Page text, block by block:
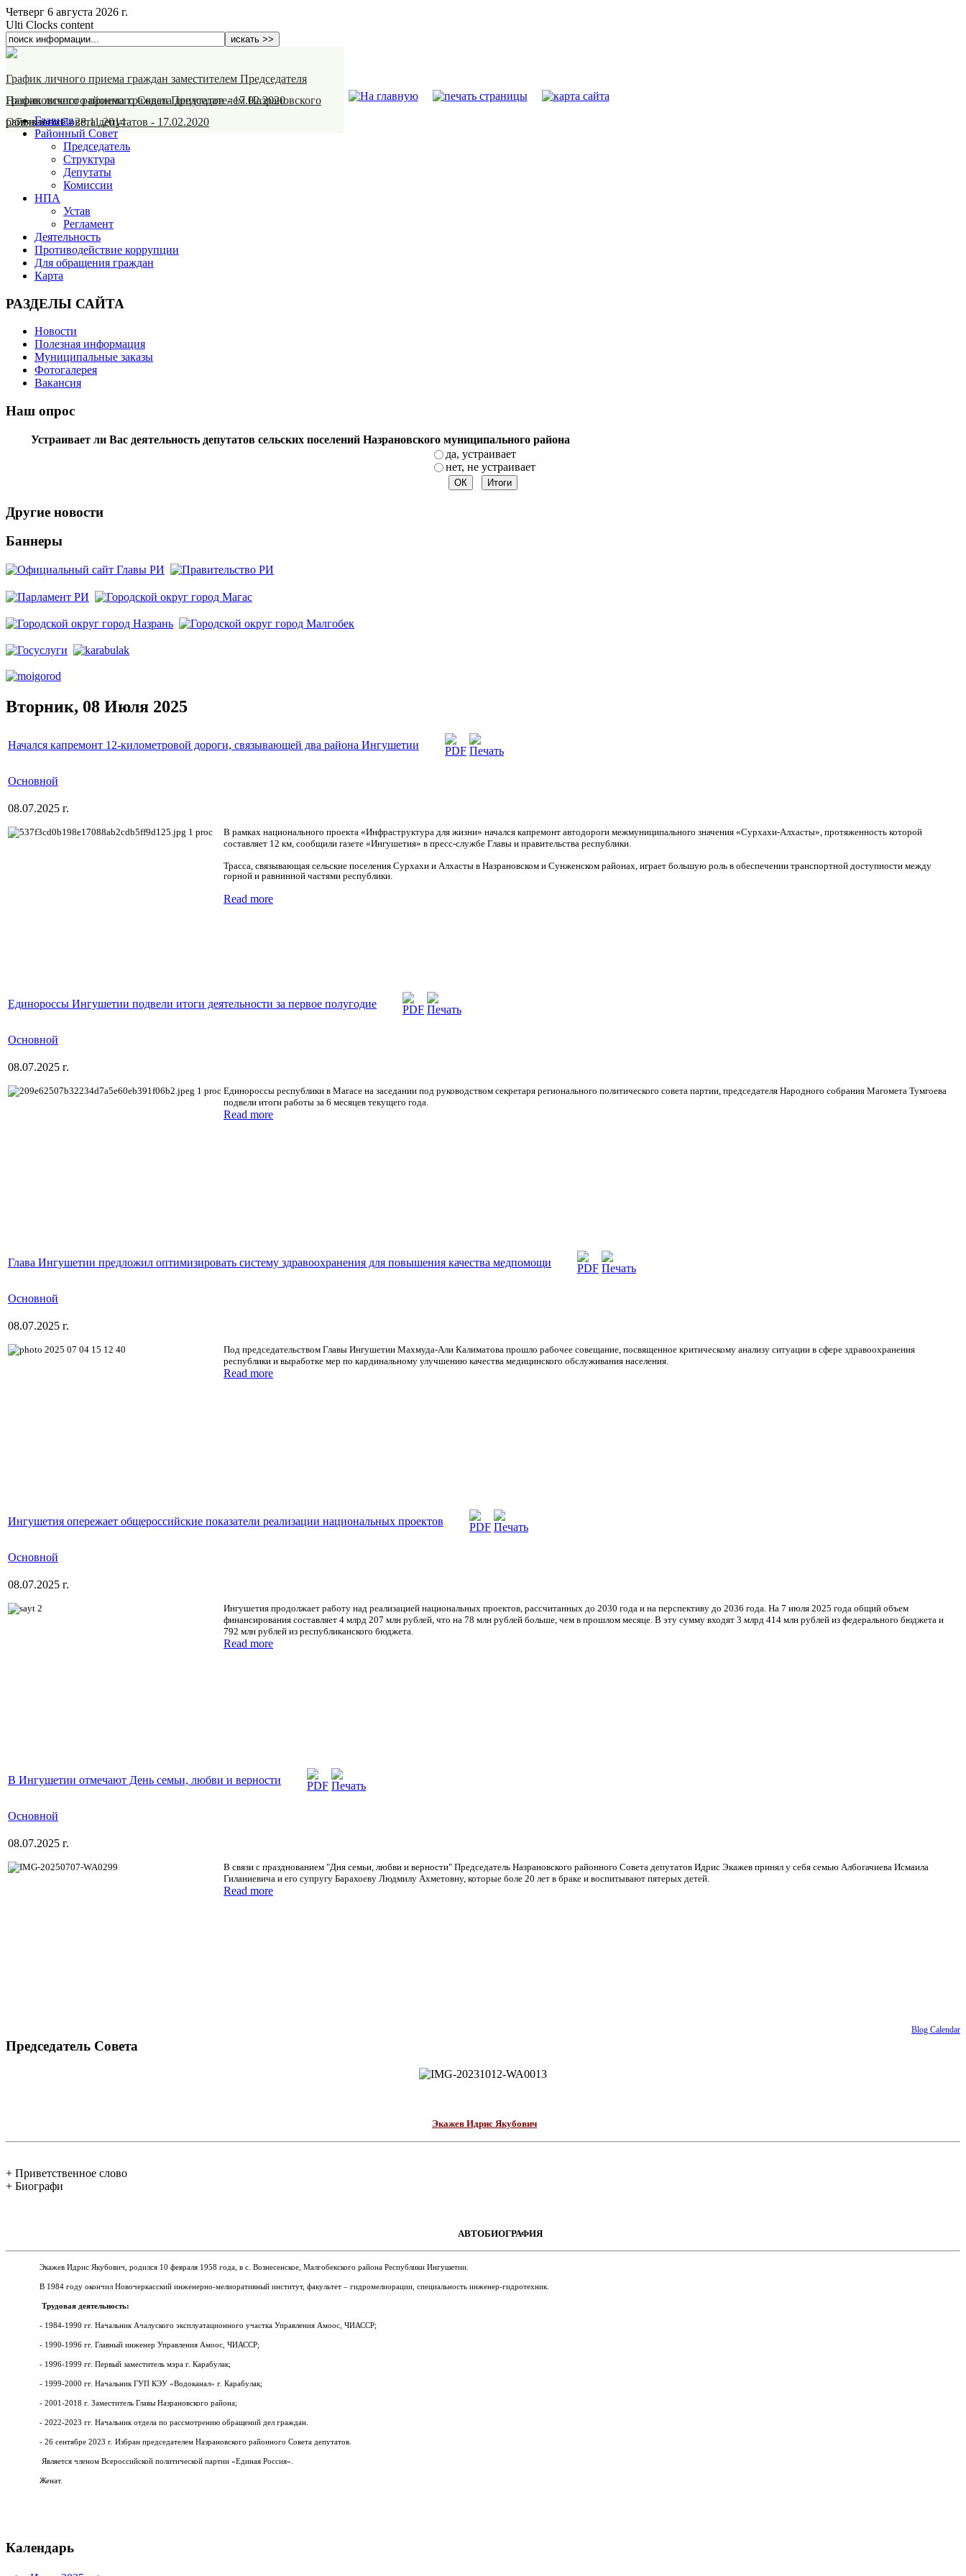
Четверг 6 августа 2026 г.
Ulti Clocks content
График личного приема граждан заместителем Председателя
Назрановского районного Совета депутатов-17.02.2020
График личного приема граждан Председателем Назрановского
районного Совета депутатов - 17.02.2020
Объявление-28.11.2014
Главная
Районный Совет
Председатель
Структура
Депутаты
Комиссии
НПА
Устав
Регламент
Деятельность
Противодействие коррупции
Для обращения граждан
Карта
РАЗДЕЛЫ САЙТА
Новости
Полезная информация
Муниципальные заказы
Фотогалерея
Вакансия
Наш опрос
Устраивает ли Вас деятельность депутатов сельских поселений Назрановского муниципального района
да, устраивает
нет, не устраивает
Другие новости
Баннеры
Вторник, 08 Июля 2025
Начался капремонт 12-километровой дороги, связывающей два района Ингушетии
Основной
08.07.2025 г.
В рамках национального проекта «Инфраструктура для жизни» начался капремонт автодороги межмуниципального значения «Сурхахи-Алхасты», протяженность которой
составляет 12 км, сообщили газете «Ингушетия» в пресс-службе Главы и правительства республики.
Трасса, связывающая сельские поселения Сурхахи и Алхасты в Назрановском и Сунженском районах, играет большую роль в обеспечении транспортной доступности между
горной и равнинной частями республики.
Read more
Единороссы Ингушетии подвели итоги деятельности за первое полугодие
Основной
08.07.2025 г.
Единороссы республики в Магасе на заседании под руководством секретаря регионального политического совета партии, председателя Народного собрания Магомета Тумгоева
подвели итоги работы за 6 месяцев текущего года.
Read more
Глава Ингушетии предложил оптимизировать систему здравоохранения для повышения качества медпомощи
Основной
08.07.2025 г.
Под председательством Главы Ингушетии Махмуда-Али Калиматова прошло рабочее совещание, посвященное критическому анализу ситуации в сфере здравоохранения
республики и выработке мер по кардинальному улучшению качества медицинского обслуживания населения.
Read more
Ингушетия опережает общероссийские показатели реализации национальных проектов
Основной
08.07.2025 г.
Ингушетия продолжает работу над реализацией национальных проектов, рассчитанных до 2030 года и на перспективу до 2036 года. На 7 июля 2025 года общий объем
финансирования составляет 4 млрд 207 млн рублей, что на 78 млн рублей больше, чем в прошлом месяце. В эту сумму входят 3 млрд 414 млн рублей из федерального бюджета и
792 млн рублей из республиканского бюджета.
Read more
В Ингушетии отмечают День семьи, любви и верности
Основной
08.07.2025 г.
В связи с празднованием "Дня семьи, любви и верности" Председатель Назрановского районного Совета депутатов Идрис Экажев принял у себя семью Албогачиева Исмаила
Гиланиевича и его супругу Барахоеву Людмилу Ахметовну, которые боле 20 лет в браке и воспитывают пятерых детей.
Read more
Blog Calendar
Председатель Совета
Экажев Идрис Якубович
+ Приветственное слово
+ Биографи
АВТОБИОГРАФИЯ
Экажев Идрис Якубович, родился 10 февраля 1958 года, в с.Вознесенское, Малгобекского района Республики Ингушетии.
В 1984 году окончил Новочеркасский инженерно-мелиоративный институт, факультет – гидромелиорации, специальность инженер-гидротехник.
Трудовая деятельность:
- 1984-1990 гг. Начальник Ачалуского эксплуатационного участка Управления Амоос, ЧИАССР;
- 1990-1996 гг. Главный инженер Управления Амоос, ЧИАССР;
- 1996-1999 гг. Первый заместитель мэра г. Карабулак;
- 1999-2000 гг. Начальник ГУП КЭУ «Водоканал» г. Карабулак;
- 2001-2018 г. Заместитель Главы Назрановского района;
- 2022-2023 гг. Начальник отдела по рассмотрению обращений дел граждан.
- 26 сентябре 2023 г. Избран председателем Назрановского районного Совета депутатов.
Является членом Всероссийской политической партии «Единая Россия».
Женат.
Календарь